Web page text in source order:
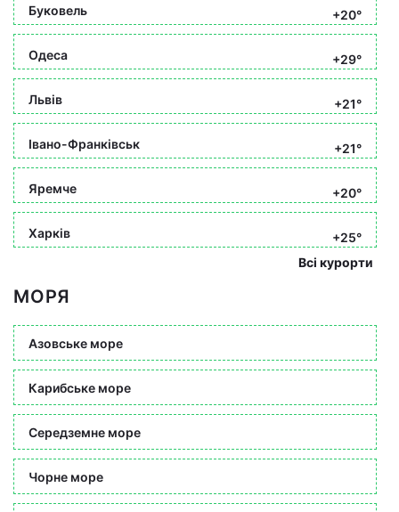
Буковель +20°
Одеса +29°
Львів +21°
Івано-Франківськ +21°
Яремче +20°
Харків
+25°
Всі курорти
МОРЯ
Азовське море
Карибське море
Середземне море
Чорне море